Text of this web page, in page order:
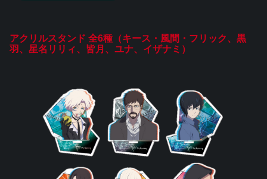
アクリルスタンド 全6種（キース・風間・フリック、黒
羽、星名リリィ、皆月、ユナ、イザナミ）